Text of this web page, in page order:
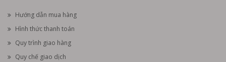
Hướng dẫn mua hàng
Hình thức thanh toán
Quy trình giao hàng
Quy chế giao dịch